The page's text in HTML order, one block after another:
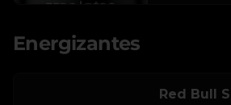
Energizantes
Red Bull